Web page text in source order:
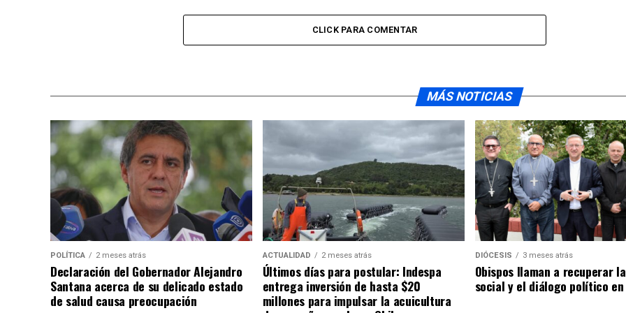
CLICK PARA COMENTAR
MÁS NOTICIAS
POLÍTICA 2 meses atrás
Declaración del Gobernador Alejandro
Santana acerca de su delicado estado
de salud causa preocupación
ACTUALIDAD 2 meses atrás
Últimos días para postular: Indespa
entrega inversión de hasta $20
millones para impulsar la acuicultura
DIÓCESIS 3 meses atrás
Obispos llaman a recuperar
social y el diálogo político